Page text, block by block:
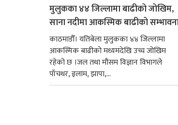
मुलुकका ४४ जिल्लामा बाढीको जोखिम,
साना नदीमा आकस्मिक बाढीको
काठमाडौँ। यतिबेला मुलुकका ४४ जिल्लामा
आकस्मिक बाढीको मध्यमदेखि उच्च जोखिम
रहेको छ ।जल तथा मौसम विज्ञान विभागले
पाँचथर, इलाम, झापा,...